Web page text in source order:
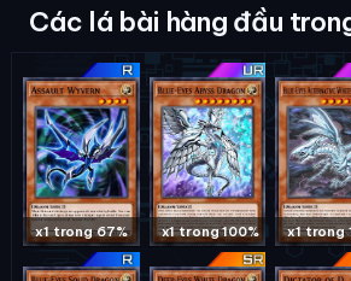
Các lá bài hàng đầu
x1 trong 67% x1 trong 100% x1 trong